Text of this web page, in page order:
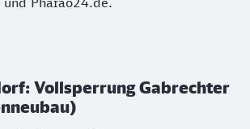
Vollsperrung Gabrechter